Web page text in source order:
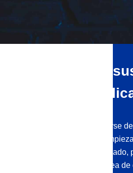
El bioetanol y
ámbitos de
El bioalcohol puede utilizarse
un lado, es ideal para la
sellar superficies. Por otro
hacer funcionar su chimenea